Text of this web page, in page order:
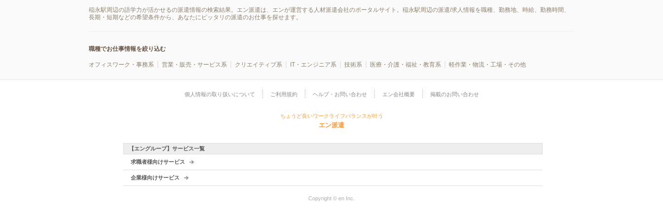
稲永駅周辺の語学力が活かせるの派遣情報の検索結果。エン派遣は、エンが運営する人材派遣会社のポータルサイト。稲永駅周辺の派遣/求人情報を職種、勤務地、時給、勤務時間、
長期・短期などの希望条件から、あなたにピッタリの派遣のお仕事を探せます。
職種でお仕事情報を絞り込む
オフィスワーク・事務系 営業・販売・サービス系 クリエイティブ系 IT・エンジニア系 技術系 医療・介護・福祉・教育系 軽作業・物流・工場・その他
個人情報の取り扱いについて ご利用規約 ヘルプ・お問い合わせ エン会社概要 掲載のお問い合わせ
ちょうど良いワークライフバランスが叶う
エン派遣
【エングループ】サービス一覧
求職者様向けサービス
企業様向けサービス
Copyright © en Inc.